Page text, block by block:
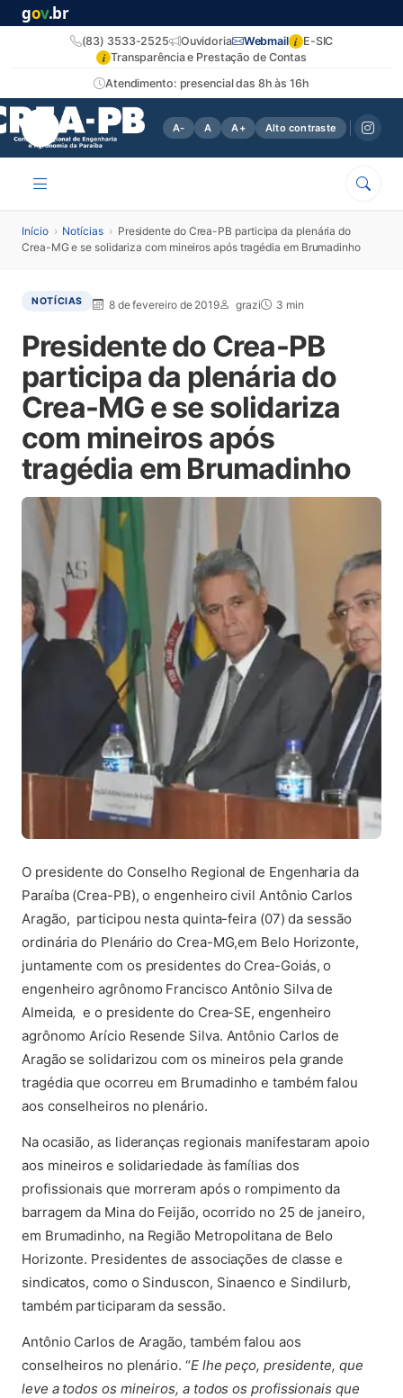
gov.br
Atendimento: presencial das 8h às 16h
(83) 3533-2525 Ouvidoria Webmail i E-SIC
i Transparência e Prestação de Contas
A- A A+ Alto contraste
Início › Notícias › Presidente do Crea-PB participa da plenária do
Crea-MG e se solidariza com mineiros após tragédia em Brumadinho
NOTÍCIAS 8 de fevereiro de 2019 grazi 3 min
Presidente do Crea-PB
participa da plenária do
Crea-MG e se solidariza
com mineiros após
tragédia em Brumadinho
O presidente do Conselho Regional de Engenharia da
Paraíba (Crea-PB), o engenheiro civil Antônio Carlos
Aragão, participou nesta quinta-feira (07) da sessão
ordinária do Plenário do Crea-MG,em Belo Horizonte,
juntamente com os presidentes do Crea-Goiás, o
engenheiro agrônomo Francisco Antônio Silva de
Almeida, e o presidente do Crea-SE, engenheiro
agrônomo Arício Resende Silva. Antônio Carlos de
Aragão se solidarizou com os mineiros pela grande
tragédia que ocorreu em Brumadinho e também falou
aos conselheiros no plenário.
Na ocasião, as lideranças regionais manifestaram apoio
aos mineiros e solidariedade às famílias dos
profissionais que morreram após o rompimento da
barragem da Mina do Feijão, ocorrido no 25 de janeiro,
em Brumadinho, na Região Metropolitana de Belo
Horizonte. Presidentes de associações de classe e
sindicatos, como o Sinduscon, Sinaenco e Sindilurb,
também participaram da sessão.
Antônio Carlos de Aragão, também falou aos
conselheiros no plenário. “E lhe peço, presidente, que
leve a todos os mineiros, a todos os profissionais que